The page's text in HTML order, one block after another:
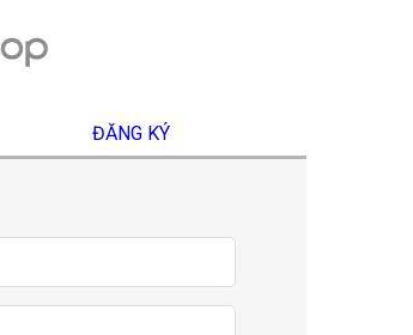
ĐĂNG KÝ